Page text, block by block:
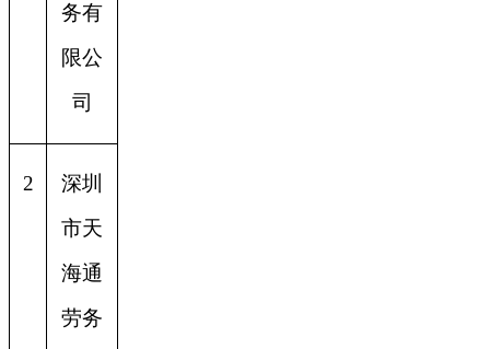
务有
限公
司
2
深圳
市天
海通
劳务